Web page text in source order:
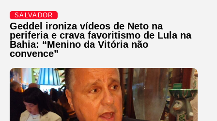
SALVADOR
Geddel ironiza vídeos de Neto na
periferia e crava favoritismo de Lula na
Bahia: “Menino da Vitória não
convence”